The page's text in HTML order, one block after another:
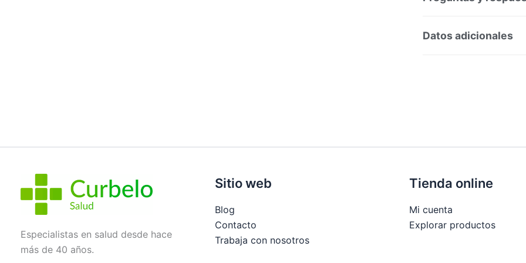
Preguntas y respuestas
Datos adicionales
Especialistas en salud desde hace
más de 40 años.
Sitio web
Blog
Contacto
Trabaja con nosotros
Tienda online
Mi cuenta
Explorar productos